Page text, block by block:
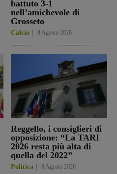
battuto 3-1
nell’amichevole di
Grosseto
Calcio 8 Agosto 2026
Reggello, i consiglieri di
opposizione: “La TARI
2026 resta più alta di
quella del 2022”
Politica 8 Agosto 2026